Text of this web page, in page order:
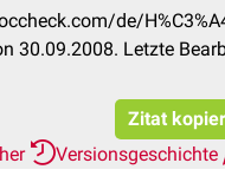
de/
30.09.2008. Letzte
Zitat
Versionsgeschichte